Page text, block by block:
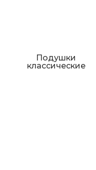
Подушки
классические